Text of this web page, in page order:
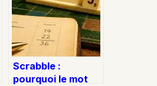
Scrabble :
pourquoi le mot